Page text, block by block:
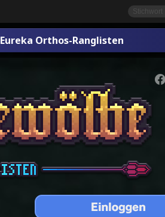
Eureka Orthos-Ranglisten